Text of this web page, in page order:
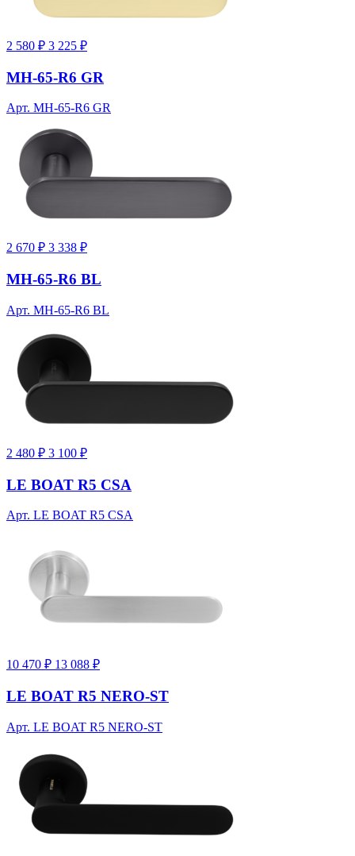
2 580 ₽ 3 225 ₽
MH-65-R6 GR
Арт. MH-65-R6 GR
2 670 ₽ 3 338 ₽
MH-65-R6 BL
Арт. MH-65-R6 BL
2 480 ₽ 3 100 ₽
LE BOAT R5 CSA
Арт. LE BOAT R5 CSA
10 470 ₽ 13 088 ₽
LE BOAT R5 NERO-ST
Арт. LE BOAT R5 NERO-ST